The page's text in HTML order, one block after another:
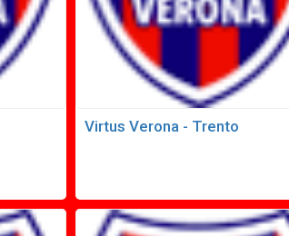
Virtus Verona - Trento